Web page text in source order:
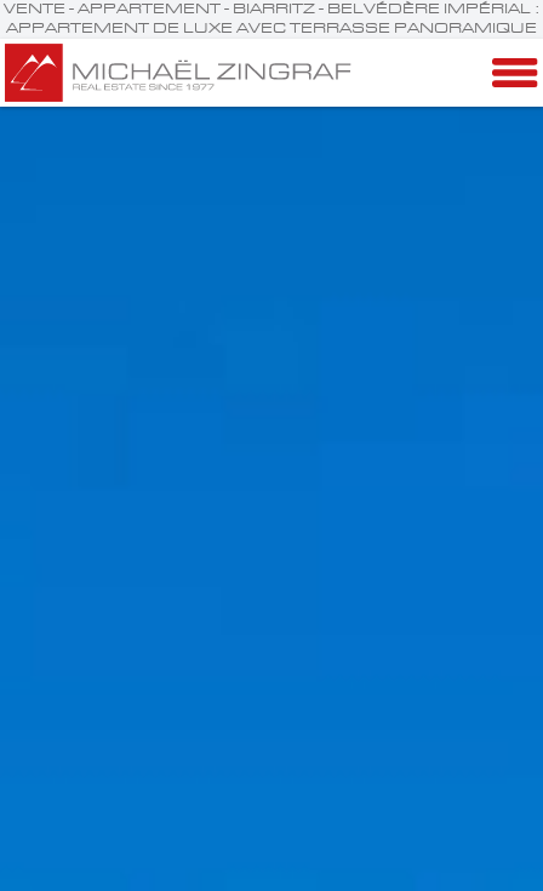
VENTE - APPARTEMENT - BIARRITZ - BELVÉDÈRE IMPÉRIAL :
APPARTEMENT DE LUXE AVEC TERRASSE PANORAMIQUE